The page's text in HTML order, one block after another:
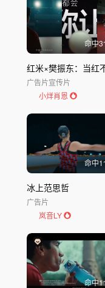
命中3
红米×樊振东：当红
广告片宣传片
小烊肖恩
命中1
冰上范思哲
广告片
岚音LY
命中1